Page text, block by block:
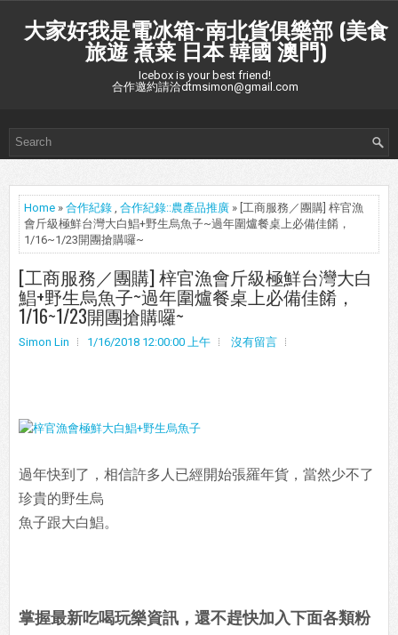
大家好我是電冰箱~南北貨俱樂部 (美食
旅遊 煮菜 日本 韓國 澳門)
Icebox is your best friend!
合作邀約請洽dtmsimon@gmail.com
Home » 合作紀錄 , 合作紀錄::農產品推廣 » [工商服務／團購] 梓官漁
會斤級極鮮台灣大白鯧+野生烏魚子~過年圍爐餐桌上必備佳餚，
1/16~1/23開團搶購囉~
[工商服務／團購] 梓官漁會斤級極鮮台灣大白
鯧+野生烏魚子~過年圍爐餐桌上必備佳餚，
1/16~1/23開團搶購囉~
Simon Lin 1/16/2018 12:00:00 上午 沒有留言
過年快到了，相信許多人已經開始張羅年貨，當然少不了
珍貴的野生烏
魚子跟大白鯧。
掌握最新吃喝玩樂資訊，還不趕快加入下面各類粉